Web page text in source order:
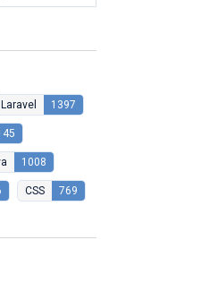
Laravel 1397
1008
CSS 769